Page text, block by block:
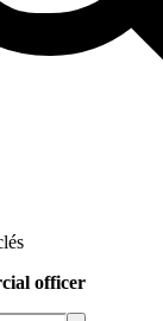
officer